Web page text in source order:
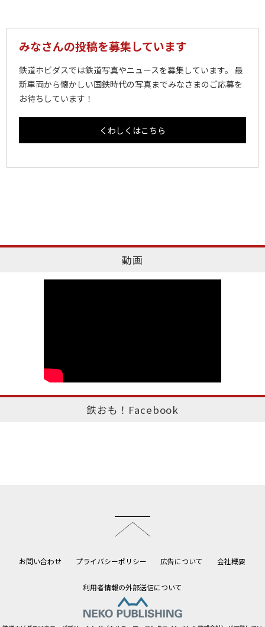
みなさんの投稿を募集しています
鉄道ホビダスでは鉄道写真やニュースを募集しています。 最
新車両から懐かしい国鉄時代の写真までみなさまのご応募を
お待ちしています！
くわしくはこちら
動画
鉄おも！Facebook
お問い合わせ プライバシーポリシー 広告について 会社概要
利用者情報の外部送信について